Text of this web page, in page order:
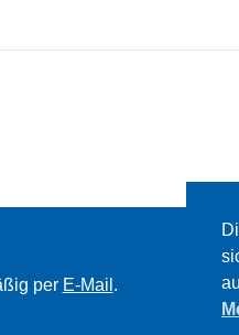
per E-Mail .